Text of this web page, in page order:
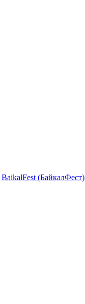
BaikalFest (БайкалФест)